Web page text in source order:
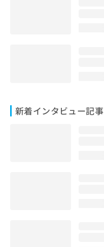
新着インタビュー記事